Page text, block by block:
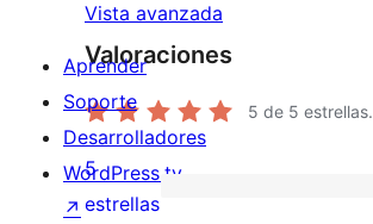
Vista avanzada
Valoraciones
5 de 5 estrellas.
1
5
estrellas
Aprender
Soporte
Desarrolladores
WordPress.tv
↗